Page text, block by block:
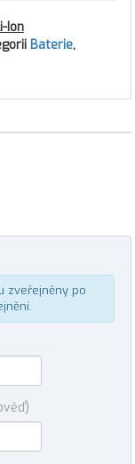
Ion
Baterie,
zveřejněny po